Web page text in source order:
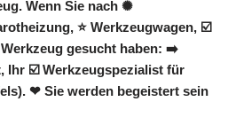
Wenn Sie nach ✺
⭐ Werkzeugwagen, ☑️
gesucht haben: ➡️
Ihr ☑️ Werkzeugspezialist für
❤ Sie werden begeistert sein